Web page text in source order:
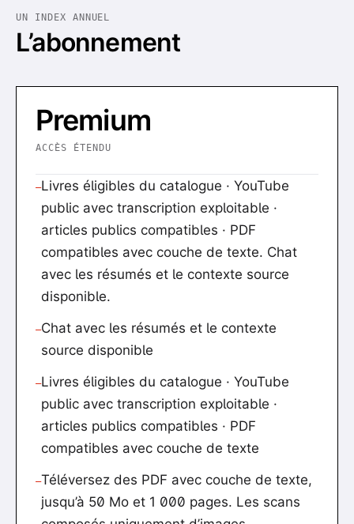
UN INDEX ANNUEL
L’abonnement
Premium
ACCÈS ÉTENDU
—Livres éligibles du catalogue · YouTube
public avec transcription exploitable ·
articles publics compatibles · PDF
compatibles avec couche de texte. Chat
avec les résumés et le contexte source
disponible.
—Chat avec les résumés et le contexte
source disponible
—Livres éligibles du catalogue · YouTube
public avec transcription exploitable ·
articles publics compatibles · PDF
compatibles avec couche de texte
—Téléversez des PDF avec couche de texte,
jusqu’à 50 Mo et 1 000 pages. Les scans